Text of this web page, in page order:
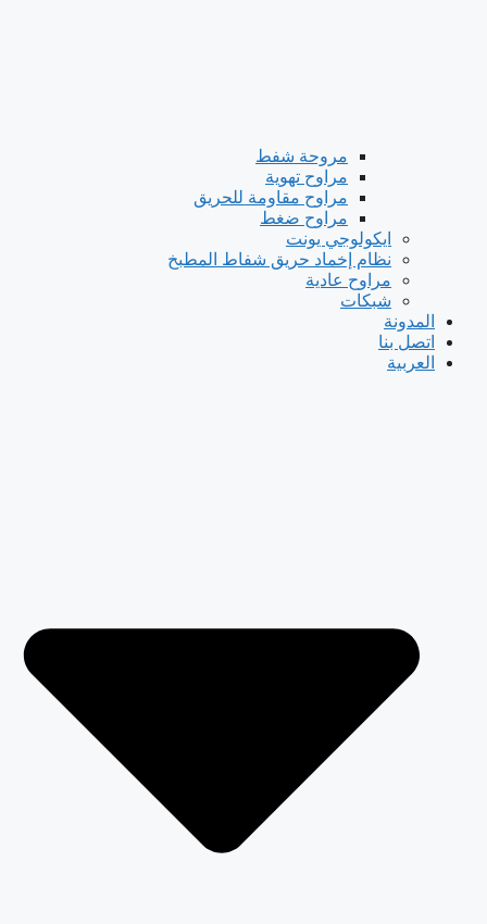
مروحة شفط
مراوح تهوية
مراوح مقاومة للحريق
مراوح ضغط
ايكولوجي يونت
نظام إخماد حريق شفاط المطبخ
مراوح عادية
شبكات
المدونة
اتصل بنا
العربية